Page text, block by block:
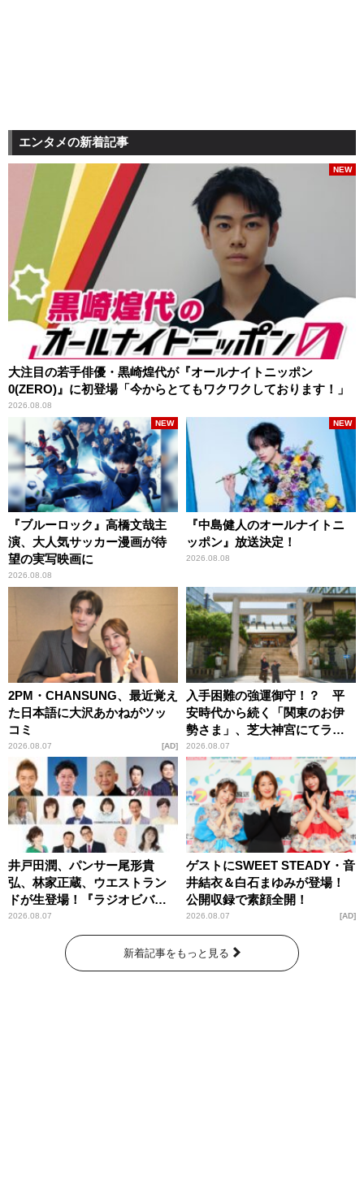
エンタメの新着記事
大注目の若手俳優・黒崎煌代が『オールナイトニッポン
0(ZERO)』に初登場「今からとてもワクワクしております！」
2026.08.08
NEW
『ブルーロック』高橋文哉主
演、大人気サッカー漫画が待
望の実写映画に
2026.08.08
NEW
『中島健人のオールナイトニ
ッポン』放送決定！
2026.08.08
NEW
2PM・CHANSUNG、最近覚え
た日本語に大沢あかねがツッ
コミ
2026.08.07 AD
入手困難の強運御守！？ 平
安時代から続く「関東のお伊
勢さま」、芝大神宮にてラン
パンプスが合格祈願！
2026.08.07
井戸田潤、パンサー尾形貴
弘、林家正蔵、ウエストラン
ドが生登場！『ラジオビバリ
ー昼ズ』
2026.08.07
ゲストにSWEET STEADY・音
井結衣＆白石まゆみが登場！
公開収録で素顔全開！
2026.08.07 AD
新着記事をもっと見る